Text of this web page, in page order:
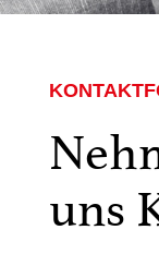
uns